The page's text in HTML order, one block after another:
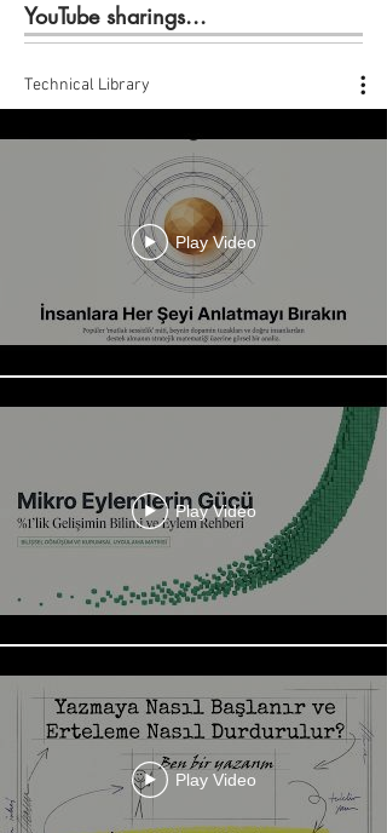
YouTube sharings...
Technical Library
Play Video
Play Video
Play Video